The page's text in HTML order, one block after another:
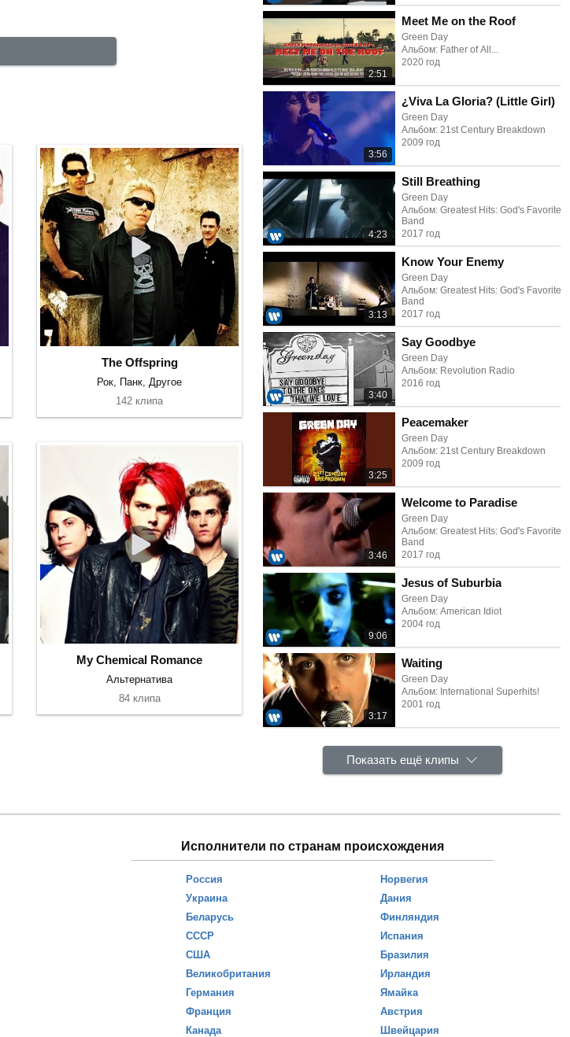
2:51
Meet Me on the Roof
Green Day
Альбом: Father of All...
2020 год
3:56
¿Viva La Gloria? (Little Girl)
Green Day
Альбом: 21st Century Breakdown
2009 год
4:23
Still Breathing
Green Day
Альбом: Greatest Hits: God's Favorite
Band
2017 год
3:13
Know Your Enemy
Green Day
Альбом: Greatest Hits: God's Favorite
Band
2017 год
3:40
Say Goodbye
Green Day
Альбом: Revolution Radio
2016 год
3:25
Peacemaker
Green Day
Альбом: 21st Century Breakdown
2009 год
3:46
Welcome to Paradise
Green Day
Альбом: Greatest Hits: God's Favorite
Band
2017 год
9:06
Jesus of Suburbia
Green Day
Альбом: American Idiot
2004 год
3:17
Waiting
Green Day
Альбом: International Superhits!
2001 год
Показать ещё клипы
The Offspring
Рок, Панк, Другое
142 клипа
My Chemical Romance
Альтернатива
84 клипа
Исполнители по странам происхождения
Россия
Украина
Беларусь
СССР
США
Великобритания
Германия
Франция
Канада
Норвегия
Дания
Финляндия
Испания
Бразилия
Ирландия
Ямайка
Австрия
Швейцария